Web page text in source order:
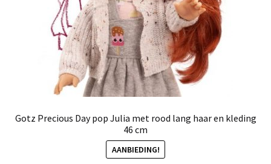
Gotz Precious Day pop Julia met rood lang haar en kleding
46 cm
AANBIEDING!